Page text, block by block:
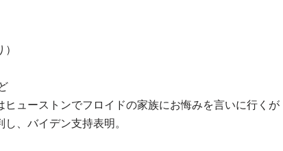
ューストンでフロイドの家族にお悔みを言いに行くが
、バイデン支持表明。